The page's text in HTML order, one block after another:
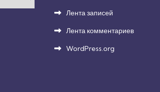
Лента записей
Лента комментариев
WordPress.org